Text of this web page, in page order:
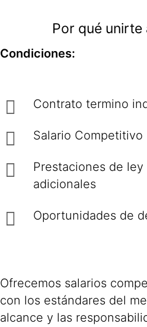
Por qué
Condiciones:
Contrato termino
Salario Competitivo
Prestaciones de
adicionales
Oportunidades de
Ofrecemos salarios
con los estándares del
alcance y las